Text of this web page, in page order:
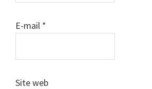
E-mail *
Site web